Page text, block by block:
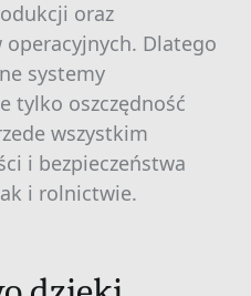
oraz
Dlatego
systemy
tylko oszczędność
wszystkim
i bezpieczeństwa
i rolnictwie.